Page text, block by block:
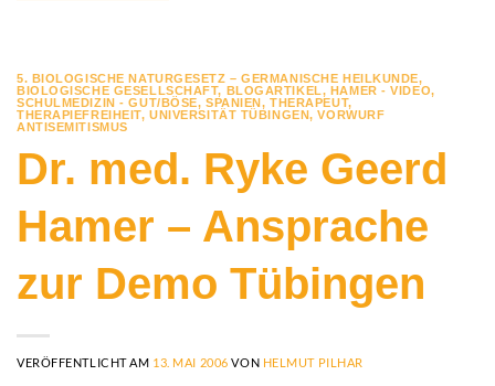
5. BIOLOGISCHE NATURGESETZ – GERMANISCHE HEILKUNDE,
BIOLOGISCHE GESELLSCHAFT, BLOGARTIKEL, HAMER - VIDEO,
SCHULMEDIZIN - GUT/BÖSE,SPANIEN,THERAPEUT,
THERAPIEFREIHEIT,UNIVERSITÄT TÜBINGEN,VORWURF
ANTISEMITISMUS
Dr. med. Ryke Geerd
Hamer – Ansprache
zur Demo Tübingen
VERÖFFENTLICHT AM 13. MAI 2006 VON HELMUT PILHAR